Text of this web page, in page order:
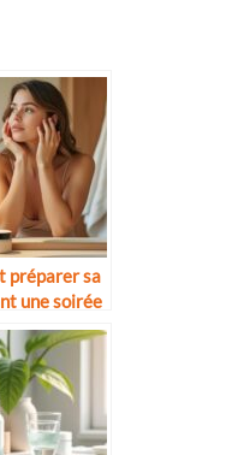
préparer sa
une soirée